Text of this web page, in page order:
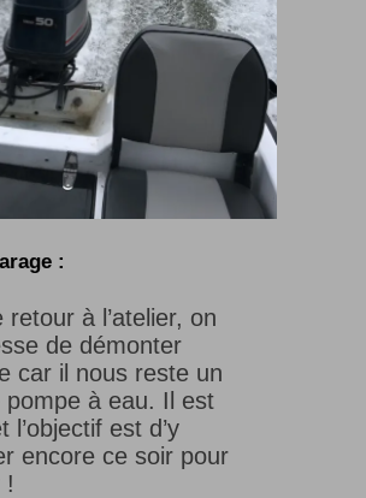
:
retour à l’atelier, on
de démonter
car il nous reste un
pompe à eau. Il est
l’objectif est d’y
encore ce soir pour
!